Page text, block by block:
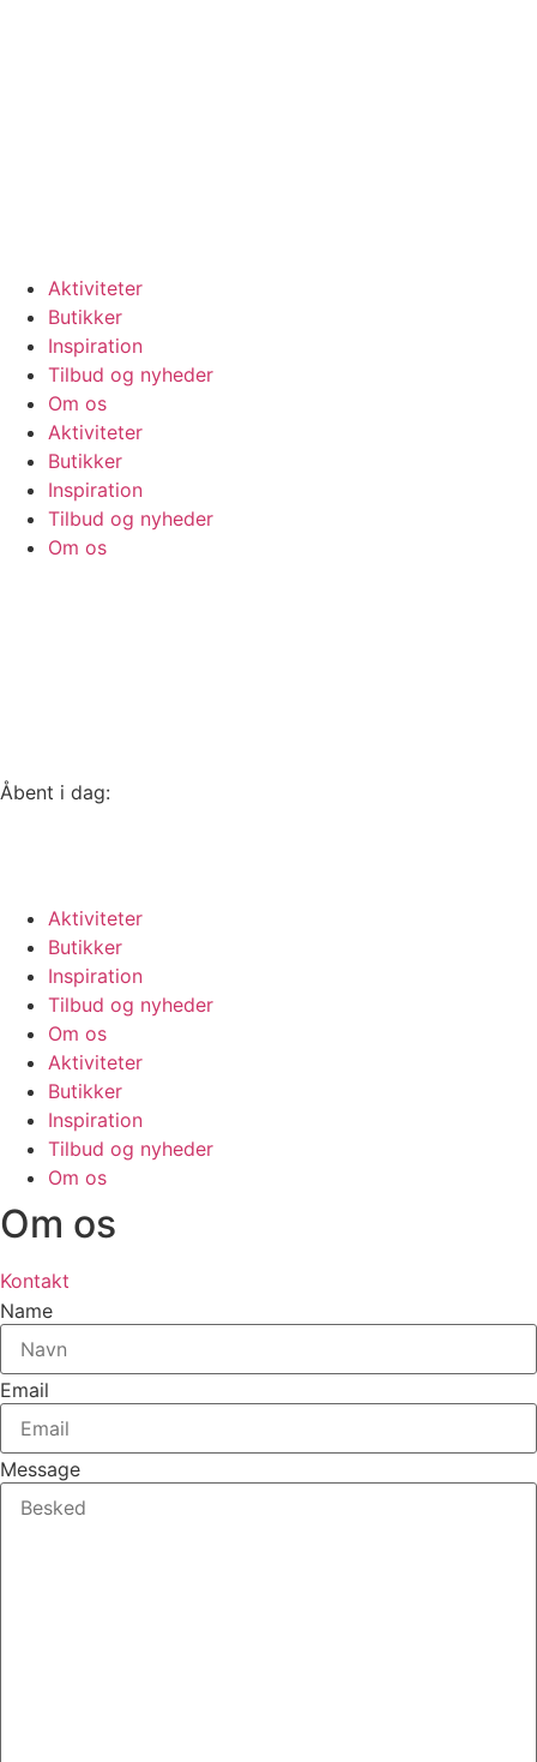
Aktiviteter
Butikker
Inspiration
Tilbud og nyheder
Om os
Aktiviteter
Butikker
Inspiration
Tilbud og nyheder
Om os
Åbent i dag:
Aktiviteter
Butikker
Inspiration
Tilbud og nyheder
Om os
Aktiviteter
Butikker
Inspiration
Tilbud og nyheder
Om os
Om os
Kontakt
Name
Email
Message